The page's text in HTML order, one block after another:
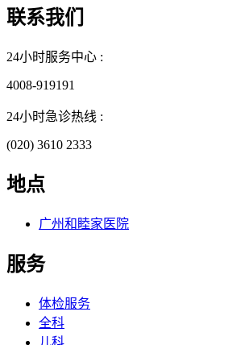
联系我们
24小时服务中心 :
4008-919191
24小时急诊热线 :
(020) 3610 2333
地点
广州和睦家医院
服务
体检服务
全科
儿科